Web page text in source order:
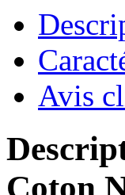
Avis
Coton